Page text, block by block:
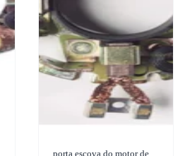
porta escova do motor de